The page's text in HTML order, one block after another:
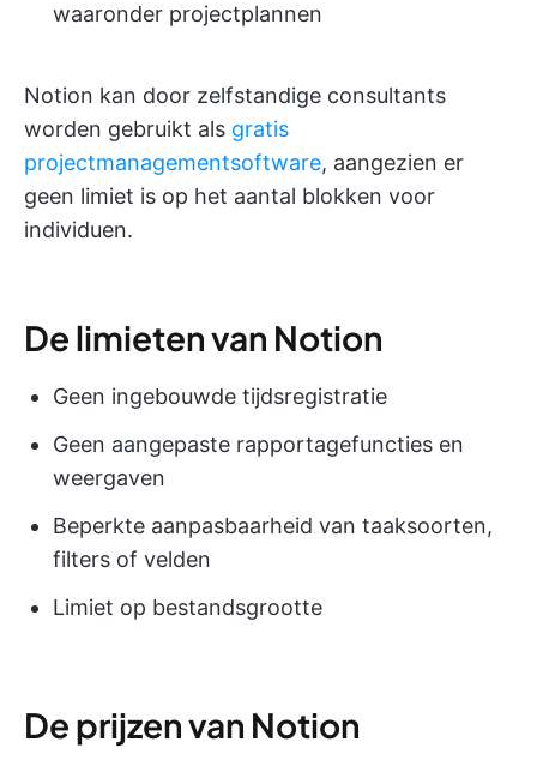
waaronder projectplannen
Notion kan door zelfstandige consultants
worden gebruikt als gratis
projectmanagementsoftware, aangezien er
geen limiet is op het aantal blokken voor
individuen.
De limieten van Notion
Geen ingebouwde tijdsregistratie
Geen aangepaste rapportagefuncties en
weergaven
Beperkte aanpasbaarheid van taaksoorten,
filters of velden
Limiet op bestandsgrootte
De prijzen van Notion